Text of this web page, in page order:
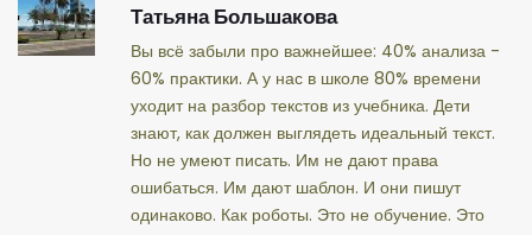
Татьяна Большакова
Вы всё забыли про важнейшее: 40% анализа -
60% практики. А у нас в школе 80% времени
уходит на разбор текстов из учебника. Дети
знают, как должен выглядеть идеальный текст.
Но не умеют писать. Им не дают права
ошибаться. Им дают шаблон. И они пишут
одинаково. Как роботы. Это не обучение. Это